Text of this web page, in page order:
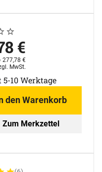
Bewertungen abgegeben
€
277,78 €
MwSt.
10 Werktage
den Warenkorb
Zum Merkzettel